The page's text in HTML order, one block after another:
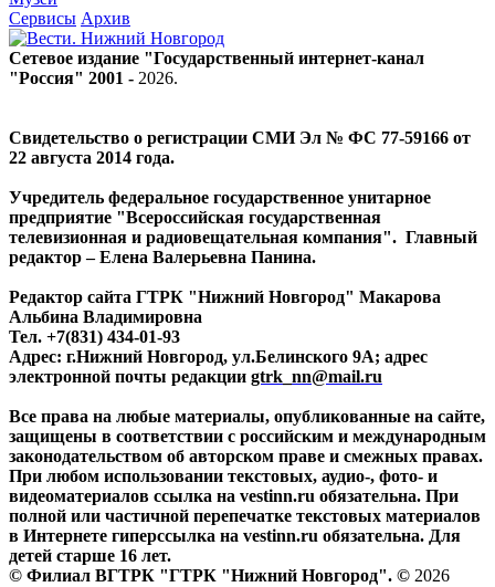
Сервисы Архив
Сетевое издание "Государственный интернет-канал
"Россия" 2001 - 2026.
Свидетельство о регистрации СМИ Эл № ФС 77-59166 от
22 августа 2014 года.
Учредитель федеральное государственное унитарное
предприятие "Всероссийская государственная
телевизионная и радиовещательная компания". Главный
редактор – Елена Валерьевна Панина.
Редактор сайта ГТРК "Нижний Новгород" Макарова
Альбина Владимировна
Тел. +7(831) 434-01-93
Адрес: г.Нижний Новгород, ул.Белинского 9А; адрес
электронной почты редакции gtrk_nn@mail.ru
Все права на любые материалы, опубликованные на сайте,
защищены в соответствии с российским и международным
законодательством об авторском праве и смежных правах.
При любом использовании текстовых, аудио-, фото- и
видеоматериалов ссылка на vestinn.ru обязательна. При
полной или частичной перепечатке текстовых материалов
в Интернете гиперссылка на vestinn.ru обязательна. Для
детей старше 16 лет.
© Филиал ВГТРК "ГТРК "Нижний Новгород". © 2026